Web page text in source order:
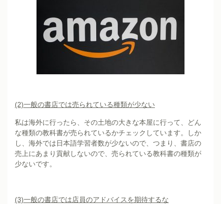
(2)一般の書店では売られている種類が少ない
私は海外に行ったら、その土地の大きな本屋に行って、どん
な種類の教科書が売られているかチェックしています。しか
し、海外では日本語学習者数が少ないので、つまり、書店の
売上にあまり貢献しないので、売られている教科書の種類が
少ないです。
(3)一般の書店では店員のアドバイスを期待するな